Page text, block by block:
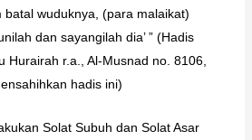
wuduknya, (para malaikat)
dan sayangilah dia’ ” (Hadis
Hurairah r.a., Al-Musnad no. 8106,
hadis ini)
Solat Subuh dan Solat Asar